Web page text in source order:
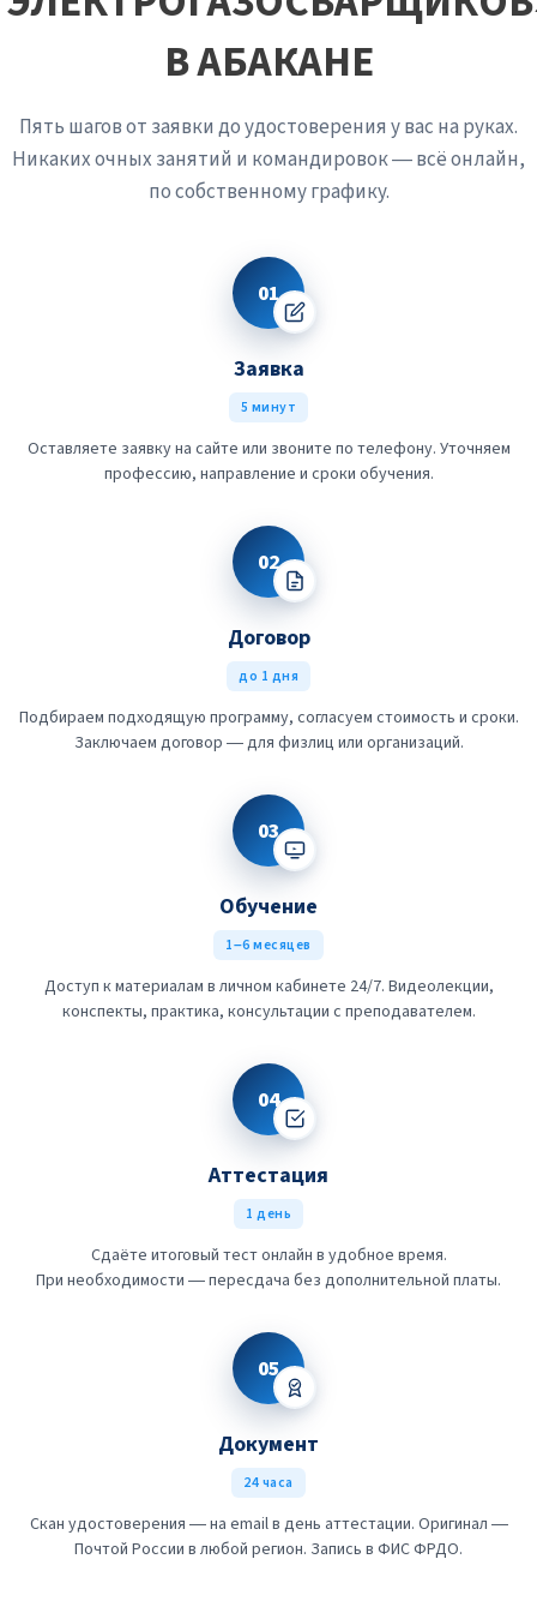
В АБАКАНЕ
Пять шагов от заявки до удостоверения у вас на руках.
Никаких очных занятий и командировок — всё онлайн,
по собственному графику.
01
Заявка
5 минут
Оставляете заявку на сайте или звоните по телефону. Уточняем
профессию, направление и сроки обучения.
02
Договор
до 1 дня
Подбираем подходящую программу, согласуем стоимость и сроки.
Заключаем договор — для физлиц или организаций.
03
Обучение
1–6 месяцев
Доступ к материалам в личном кабинете 24/7. Видеолекции,
конспекты, практика, консультации с преподавателем.
04
Аттестация
1 день
Сдаёте итоговый тест онлайн в удобное время.
При необходимости — пересдача без дополнительной платы.
05
Документ
24 часа
Скан удостоверения — на email в день аттестации. Оригинал —
Почтой России в любой регион. Запись в ФИС ФРДО.